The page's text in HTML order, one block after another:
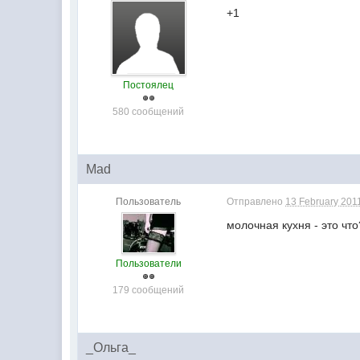
Постоялец
580 сообщений
+1
Mad
Пользователь
Пользователи
179 сообщений
Отправлено 13 February
молочная кухня - это
_Ольга_